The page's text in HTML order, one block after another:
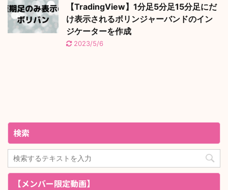
【TradingView】1分足5分足15分足にだ
け表示されるボリンジャーバンドのイン
ジケーターを作成
2023/5/6
検索
【メンバー限定動画】